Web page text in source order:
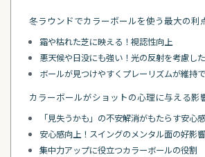
冬ラウンドでカラーボールを使う最大の利
霜や枯れた芝に映える！視認性向上
悪天候や日没にも強い！光の反射を考慮し
ボールが見つけやすくプレーリズムが維持
カラーボールがショットの心理に与える影
「見失うかも」の不安解消がもたらす安心感
安心感向上！スイングのメンタル面の好影
集中力アップに役立つカラーボールの役割